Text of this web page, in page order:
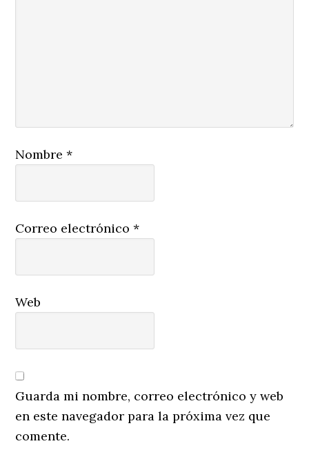
Nombre*
Correo electrónico*
Web
Guarda mi nombre, correo electrónico y web
en este navegador para la próxima vez que
comente.